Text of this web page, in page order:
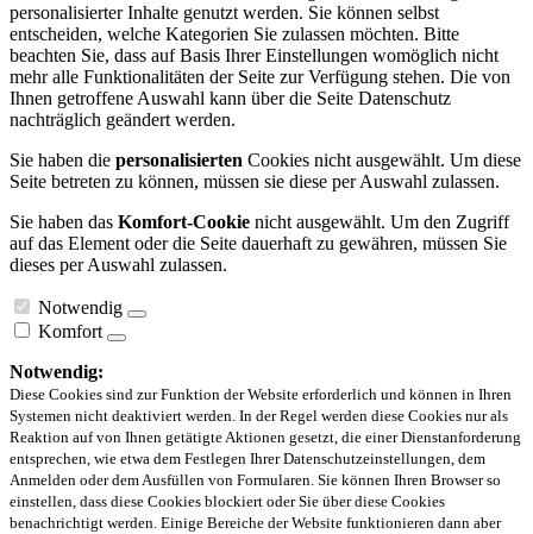
personalisierter Inhalte genutzt werden. Sie können selbst
entscheiden, welche Kategorien Sie zulassen möchten. Bitte
beachten Sie, dass auf Basis Ihrer Einstellungen womöglich nicht
mehr alle Funktionalitäten der Seite zur Verfügung stehen. Die von
Ihnen getroffene Auswahl kann über die Seite Datenschutz
nachträglich geändert werden.
Sie haben die personalisierten Cookies nicht ausgewählt. Um diese
Seite betreten zu können, müssen sie diese per Auswahl zulassen.
Sie haben das Komfort-Cookie nicht ausgewählt. Um den Zugriff
auf das Element oder die Seite dauerhaft zu gewähren, müssen Sie
dieses per Auswahl zulassen.
Notwendig
Komfort
Notwendig:
Diese Cookies sind zur Funktion der Website erforderlich und können in Ihren
Systemen nicht deaktiviert werden. In der Regel werden diese Cookies nur als
Reaktion auf von Ihnen getätigte Aktionen gesetzt, die einer Dienstanforderung
entsprechen, wie etwa dem Festlegen Ihrer Datenschutzeinstellungen, dem
Anmelden oder dem Ausfüllen von Formularen. Sie können Ihren Browser so
einstellen, dass diese Cookies blockiert oder Sie über diese Cookies
benachrichtigt werden. Einige Bereiche der Website funktionieren dann aber